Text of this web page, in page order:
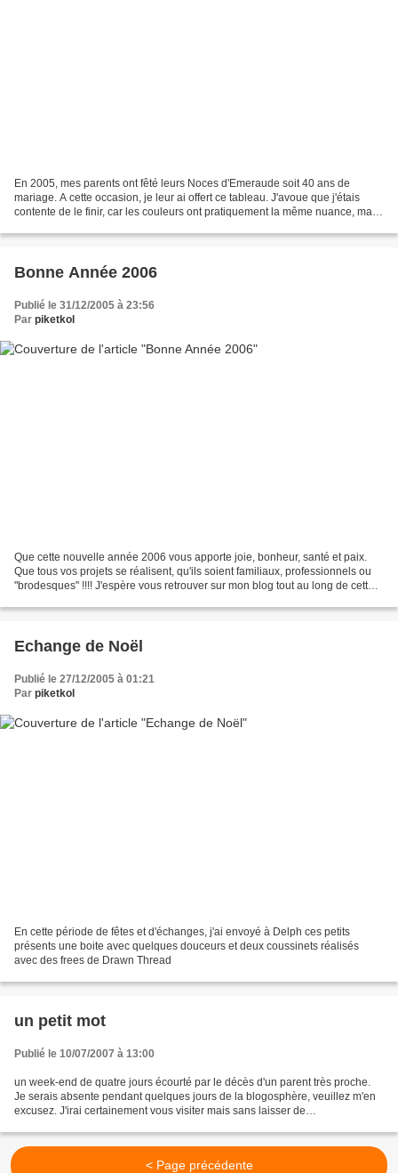
En 2005, mes parents ont fêté leurs Noces d'Emeraude soit 40 ans de
mariage. A cette occasion, je leur ai offert ce tableau. J'avoue que j'étais
contente de le finir, car les couleurs ont pratiquement la même nuance, mais
Bonne Année 2006
Publié le 31/12/2005 à 23:56
Par piketkol
Que cette nouvelle année 2006 vous apporte joie, bonheur, santé et paix.
Que tous vos projets se réalisent, qu'ils soient familiaux, professionnels ou
"brodesques" !!!! J'espère vous retrouver sur mon blog tout au long de cette
Echange de Noël
Publié le 27/12/2005 à 01:21
Par piketkol
En cette période de fêtes et d'échanges, j'ai envoyé à Delph ces petits
présents une boite avec quelques douceurs et deux coussinets réalisés
avec des frees de Drawn Thread
un petit mot
Publié le 10/07/2007 à 13:00
un week-end de quatre jours écourté par le décès d'un parent très proche.
Je serais absente pendant quelques jours de la blogosphère, veuillez m'en
excusez. J'irai certainement vous visiter mais sans laisser de
< Page précédente